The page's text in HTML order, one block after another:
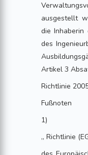
ausgestellt
die
des
Artikel 3
Richtlinie
Fußnoten
1)
„ Richtlinie